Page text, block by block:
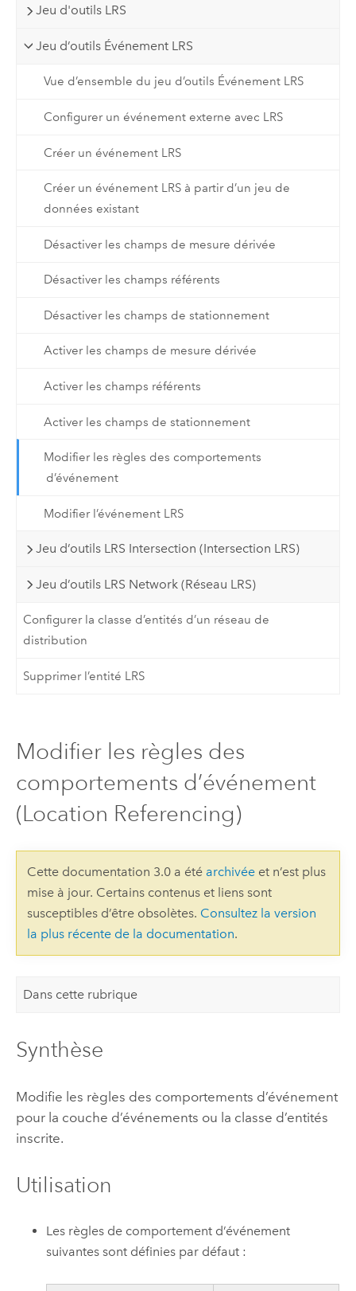
Jeu d'outils LRS
Jeu d’outils Événement LRS
Vue d’ensemble du jeu d’outils Événement LRS
Configurer un événement externe avec LRS
Créer un événement LRS
Créer un événement LRS à partir d’un jeu de
données existant
Désactiver les champs de mesure dérivée
Désactiver les champs référents
Désactiver les champs de stationnement
Activer les champs de mesure dérivée
Activer les champs référents
Activer les champs de stationnement
Modifier les règles des comportements
d’événement
Modifier l’événement LRS
Jeu d’outils LRS Intersection (Intersection LRS)
Jeu d’outils LRS Network (Réseau LRS)
Configurer la classe d’entités d’un réseau de
distribution
Supprimer l’entité LRS
Modifier les règles des
comportements d’événement
(Location Referencing)
Cette documentation 3.0 a été archivéeet n’est plus
mise à jour. Certains contenus et liens sont
susceptibles d’être obsolètes. Consultez la version
la plus récente de la documentation.
Dans cette rubrique
Synthèse
Modifie les règles des comportements d’événement
pour la couche d’événements ou la classe d’entités
inscrite.
Utilisation
Les règles de comportement d’événement
suivantes sont définies par défaut :